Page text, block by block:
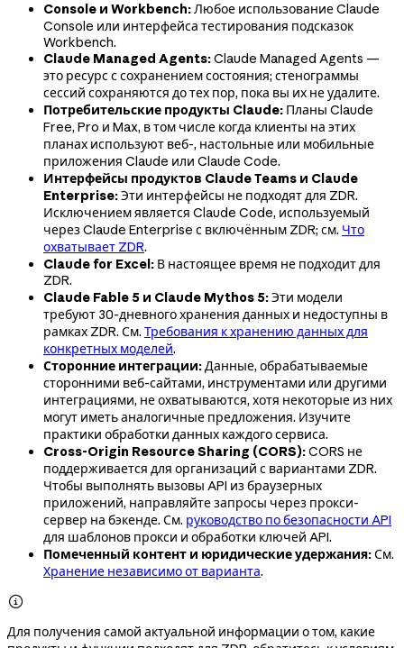
Console и Workbench:Любое использование Claude
Console или интерфейса тестирования подсказок
Workbench.
Claude Managed Agents:Claude Managed Agents —
это ресурс с сохранением состояния; стенограммы
сессий сохраняются до тех пор, пока вы их не удалите.
Потребительские продукты Claude: Планы Claude
Free, Pro и Max, в том числе когда клиенты на этих
планах используют веб-, настольные или мобильные
приложения Claude или Claude Code.
Интерфейсы продуктов Claude Teams и Claude
Enterprise:Эти интерфейсы не подходят для ZDR.
Исключением является Claude Code, используемый
через Claude Enterprise с включённым ZDR; см. Что
охватывает ZDR.
Claude for Excel: В настоящее время не подходит для
ZDR.
Claude Fable 5 и Claude Mythos 5:Эти модели
требуют 30-дневного хранения данных и недоступны в
рамках ZDR. См. Требования к хранению данных для
конкретных моделей.
Сторонние интеграции:Данные, обрабатываемые
сторонними веб-сайтами, инструментами или другими
интеграциями, не охватываются, хотя некоторые из них
могут иметь аналогичные предложения. Изучите
практики обработки данных каждого сервиса.
Cross-Origin Resource Sharing (CORS):CORS не
поддерживается для организаций с вариантами ZDR.
Чтобы выполнять вызовы API из браузерных
приложений, направляйте запросы через прокси-
сервер на бэкенде. См. руководство по безопасности API
для шаблонов прокси и обработки ключей API.
Помеченный контент и юридические удержания:См.
Хранение независимо от варианта.

Для получения самой актуальной информации о том, какие